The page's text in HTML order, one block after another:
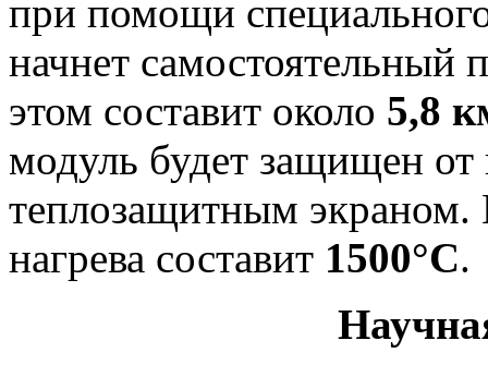
при помощи
начнет самостоятельный
этом составит около 5,8
модуль будет защищен от
теплозащитным экраном.
нагрева составит 1500°C.